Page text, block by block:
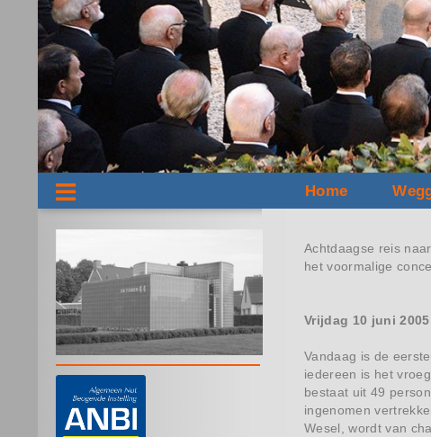
Home
Achtdaagse reis
het voormalige
Vrijdag 10 juni 2005
Vandaag is de
iedereen is het
bestaat uit 49
ingenomen
Wesel, wordt van